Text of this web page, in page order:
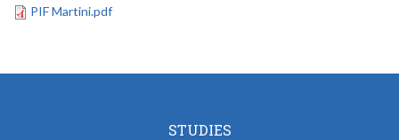
PIF Martini.pdf
STUDIES